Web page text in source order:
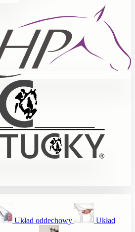
Układ oddechowy Układ